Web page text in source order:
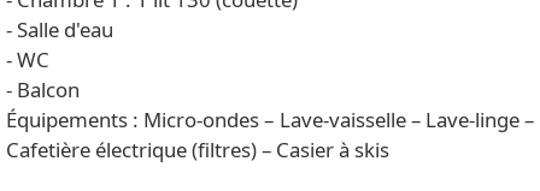
- Salle d'eau
- WC
- Balcon
Équipements : Micro-ondes – Lave-vaisselle – Lave-linge –
Cafetière électrique (filtres) – Casier à skis